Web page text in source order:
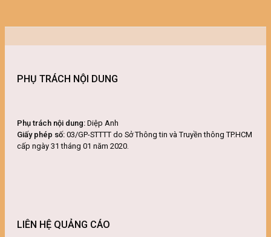
PHỤ TRÁCH NỘI DUNG
Phụ trách nội dung: Diệp Anh
Giấy phép số: 03/GP-STTTT do Sở Thông tin và Truyền thông TP.HCM
cấp ngày 31 tháng 01 năm 2020.
LIÊN HỆ QUẢNG CÁO